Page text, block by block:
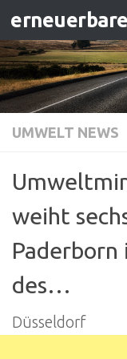
Zum Inhalt
UMWELT NEWS
weiht
des…
Düsseldorf